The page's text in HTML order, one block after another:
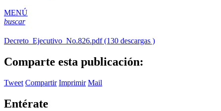
MENÚ
buscar
Decreto_Ejecutivo_No.826.pdf (130 descargas )
Comparte esta publicación:
Tweet Compartir Imprimir Mail
Entérate